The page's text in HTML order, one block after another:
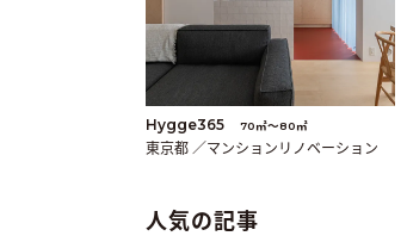
Hygge365 70㎡〜80㎡
東京都 ／マンションリノベーション
人気の記事